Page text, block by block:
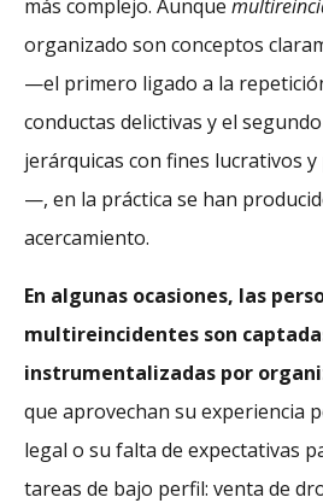
más complejo. Aunque
organizado son conceptos
—el primero ligado a la
conductas delictivas y el
jerárquicas con fines lucrativos
—, en la práctica se han
acercamiento.
En algunas ocasiones, las
multireincidentes son
instrumentalizadas por
que aprovechan su experiencia
legal o su falta de expectativas
tareas de bajo perfil: venta de